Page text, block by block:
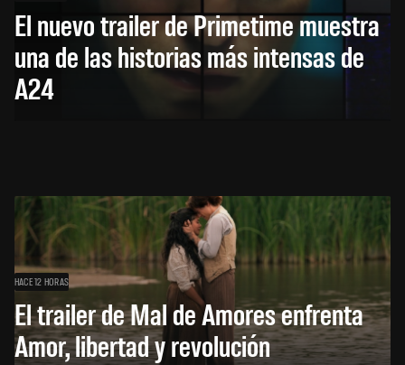
El nuevo trailer de Primetime muestra
una de las historias más intensas de
A24
HACE 12 HORAS
El trailer de Mal de Amores enfrenta
Amor, libertad y revolución